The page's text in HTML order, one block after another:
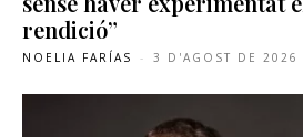
rendició”
NOELIA FARÍAS - 3 D'AGOST DE 2026